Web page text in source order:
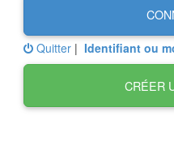
Quitter | Identifiant ou
CRÉER